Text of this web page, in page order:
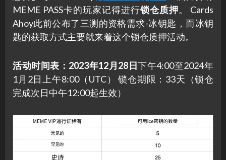
MEME PASS卡的玩家记得进行锁仓质押。 Cards
Ahoy此前公布了三测的资格需求-冰钥匙，而冰钥
匙的获取方式主要就来着这个锁仓质押活动。
活动时间表：2023年12月28日下午4:00至2024年
1月2日上午8:00（UTC） 锁仓期限：33天（锁仓
完成次日中午12:00起生效）